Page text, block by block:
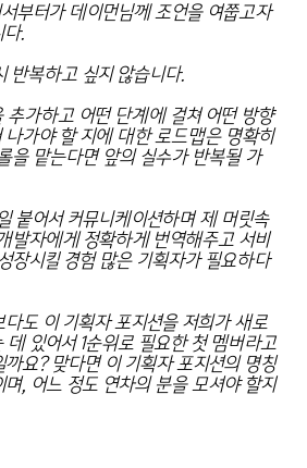
부터가 데이먼님께 조언을 여쭙고자
.
반복하고 싶지 않습니다.
추가하고 어떤 단계에 걸쳐 어떤 방향
나가야 할 지에 대한 로드맵은 명확히
을 맡는다면 앞의 실수가 반복될 가
붙어서 커뮤니케이션하며 제 머릿속
발자에게 정확하게 번역해주고 서비
장시킬 경험 많은 기획자가 필요하다
도 이 기획자 포지션을 저희가 새로
데 있어서 1순위로 필요한 첫 멤버라고
요? 맞다면 이 기획자 포지션의 명칭
, 어느 정도 연차의 분을 모셔야 할지